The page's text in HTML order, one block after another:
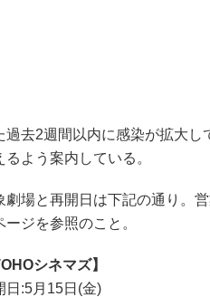
過去2週間以内に感染が拡大
るよう案内している。
劇場と再開日は下記の通り。
ージを参照のこと。
シネマズ】
日:5月15日(金)